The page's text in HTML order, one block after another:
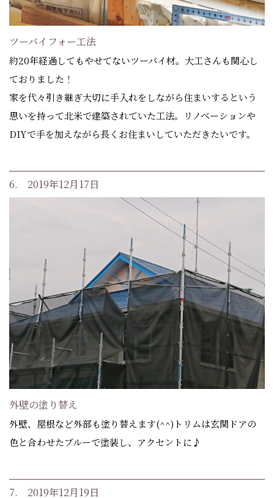
ツーバイフォー工法
約20年経過してもやせてないツーバイ材。大工さんも関心し
ておりました！
家を代々引き継ぎ大切に手入れをしながら住まいするという
思いを持って北米で建築されていた工法。リノベーションや
DIYで手を加えながら長くお住まいしていただきたいです。
6. 2019年12月17日
外壁の塗り替え
外壁、屋根など外部も塗り替えます(^^)トリムは玄関ドアの
色と合わせたブルーで塗装し、アクセントに♪
7. 2019年12月19日